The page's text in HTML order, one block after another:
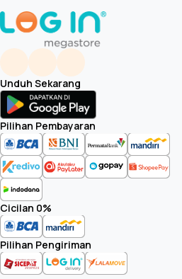
Unduh Sekarang
Pilihan Pembayaran
Cicilan 0%
Pilihan Pengiriman